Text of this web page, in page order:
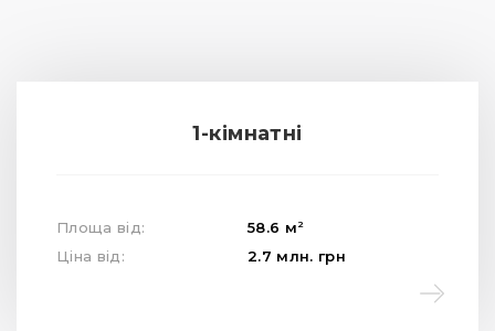
1-кімнатні
Площа від: 58.6 м 2
Ціна від: 2.7 млн. грн